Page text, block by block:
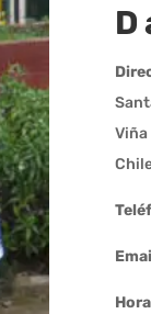
Viña